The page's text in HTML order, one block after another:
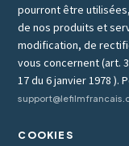
pourront être
de nos produits et
modification, de
vous concernent (art.
17 du 6 janvier 1978 ).
COOKIES